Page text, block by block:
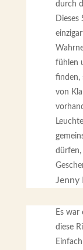
durch
Dieses
fühlen
finden,
von
dürfen,
Jenny
Es war
diese